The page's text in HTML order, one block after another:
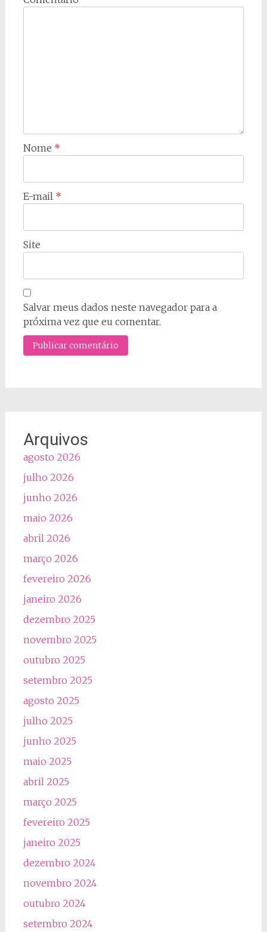
Nome *
E-mail *
Site
Salvar meus dados neste navegador para a
próxima vez que eu comentar.
Arquivos
agosto 2026
julho 2026
junho 2026
maio 2026
abril 2026
março 2026
fevereiro 2026
janeiro 2026
dezembro 2025
novembro 2025
outubro 2025
setembro 2025
agosto 2025
julho 2025
junho 2025
maio 2025
abril 2025
março 2025
fevereiro 2025
janeiro 2025
dezembro 2024
novembro 2024
outubro 2024
setembro 2024